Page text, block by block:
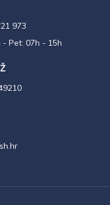
973
- Pet: 07h - 15h